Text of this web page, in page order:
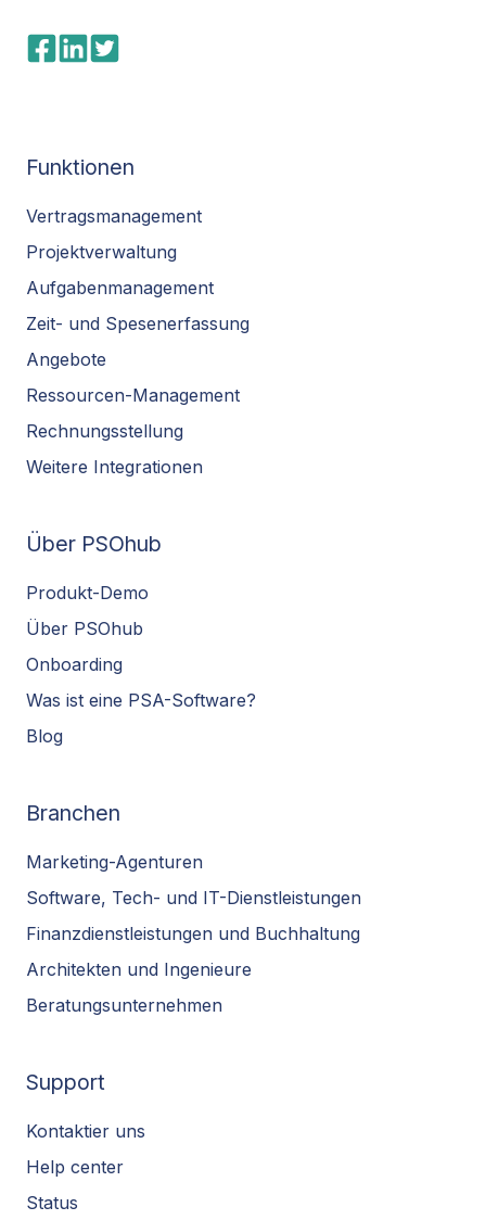
Funktionen
Vertragsmanagement
Projektverwaltung
Aufgabenmanagement
Zeit- und Spesenerfassung
Angebote
Ressourcen-Management
Rechnungsstellung
Weitere Integrationen
Über PSOhub
Produkt-Demo
Über PSOhub
Onboarding
Was ist eine PSA-Software?
Blog
Branchen
Marketing-Agenturen
Software, Tech- und IT-Dienstleistungen
Finanzdienstleistungen und Buchhaltung
Architekten und Ingenieure
Beratungsunternehmen
Support
Kontaktier uns
Help center
Status